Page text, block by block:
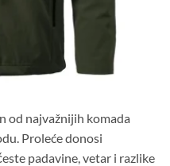
od najvažnijih komada
Proleće donosi
padavine, vetar i razlike